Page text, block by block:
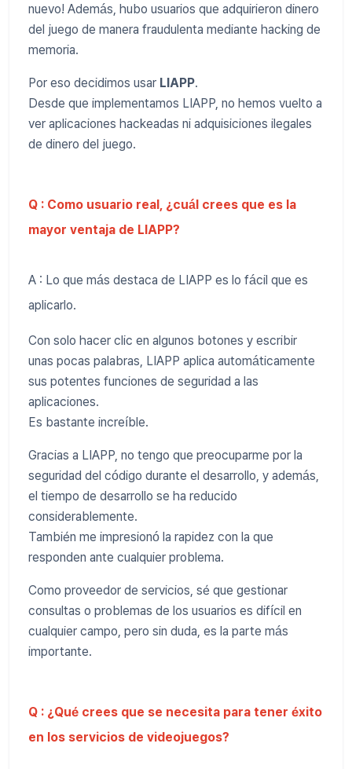
nuevo! Además, hubo usuarios que adquirieron dinero
del juego de manera fraudulenta mediante hacking de
memoria.
Por eso decidimos usar LIAPP.
Desde que implementamos LIAPP, no hemos vuelto a
ver aplicaciones hackeadas ni adquisiciones ilegales
de dinero del juego.
Q : Como usuario real, ¿cuál crees que es la
mayor ventaja de LIAPP?
A : Lo que más destaca de LIAPP es lo fácil que es
aplicarlo.
Con solo hacer clic en algunos botones y escribir
unas pocas palabras, LIAPP aplica automáticamente
sus potentes funciones de seguridad a las
aplicaciones.
Es bastante increíble.
Gracias a LIAPP, no tengo que preocuparme por la
seguridad del código durante el desarrollo, y además,
el tiempo de desarrollo se ha reducido
considerablemente.
También me impresionó la rapidez con la que
responden ante cualquier problema.
Como proveedor de servicios, sé que gestionar
consultas o problemas de los usuarios es difícil en
cualquier campo, pero sin duda, es la parte más
importante.
Q : ¿Qué crees que se necesita para tener éxito
en los servicios de videojuegos?